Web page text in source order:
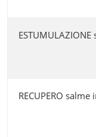
ESTUMULAZIONE
RECUPERO